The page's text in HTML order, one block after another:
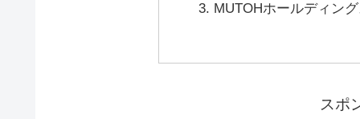
MUTOHホールディン
スポ